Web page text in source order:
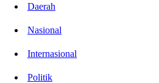
Daerah
Nasional
Internasional
Politik